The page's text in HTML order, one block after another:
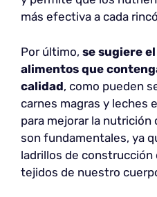
más efectiva a cada
Por último, se sugiere
alimentos que
calidad, como pueden
carnes magras y leches
para mejorar la nutrición
son fundamentales, ya
ladrillos de construcción
tejidos de nuestro